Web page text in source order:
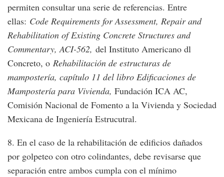
permiten consultar una serie de referencias. Entre
ellas: Code Requirements for Assessment, Repair and
Rehabilitation of Existing Concrete Structures and
Commentary, ACI-562, del Instituto Americano dl
Concreto, o Rehabilitación de estructuras de
mampostería, capítulo 11 del libro Edificaciones de
Mampostería para Vivienda, Fundación ICA AC,
Comisión Nacional de Fomento a la Vivienda y Sociedad
Mexicana de Ingeniería Estrucutral.
8. En el caso de la rehabilitación de edificios dañados
por golpeteo con otro colindantes, debe revisarse que
separación entre ambos cumpla con el mínimo